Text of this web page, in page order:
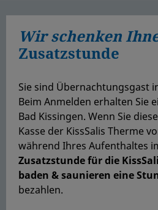
Wir schenken
Zusatzstunde
Sie sind Übernachtungsgast
Beim Anmelden erhalten Sie
Bad Kissingen. Wenn Sie
Kasse der KissSalis Therme
während Ihres Aufenthaltes
Zusatzstunde für die
baden & saunieren eine
bezahlen.